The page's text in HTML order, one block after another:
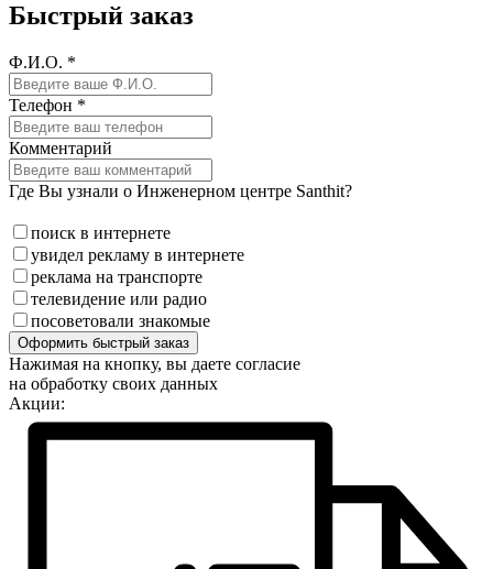
Быстрый заказ
Ф.И.О. *
Телефон *
Комментарий
Где Вы узнали о Инженерном центре Santhit?
поиск в интернете
увидел рекламу в интернете
реклама на транспорте
телевидение или радио
посоветовали знакомые
Оформить быстрый заказ
Нажимая на кнопку, вы даете согласие
на обработку своих данных
Акции: